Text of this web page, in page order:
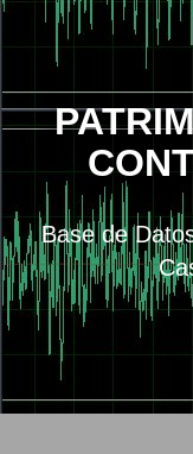
Base de